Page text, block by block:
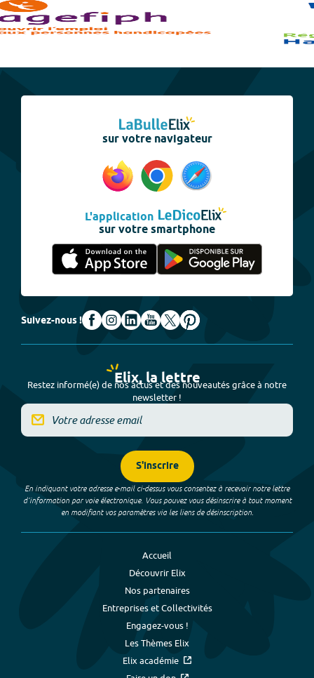
sur votre navigateur
L'application
sur votre smartphone
Suivez-nous !
Elix, la lettre
Restez informé(e) de nos actus et des nouveautés grâce à notre
newsletter !
S'inscrire
En indiquant votre adresse e-mail ci-dessus vous consentez à recevoir notre lettre
d’information par voie électronique. Vous pouvez vous désinscrire à tout moment
en modifiant vos paramètres via les liens de désinscription.
Accueil
Découvrir Elix
Nos partenaires
Entreprises et Collectivités
Engagez-vous !
Les Thèmes Elix
Elix académie